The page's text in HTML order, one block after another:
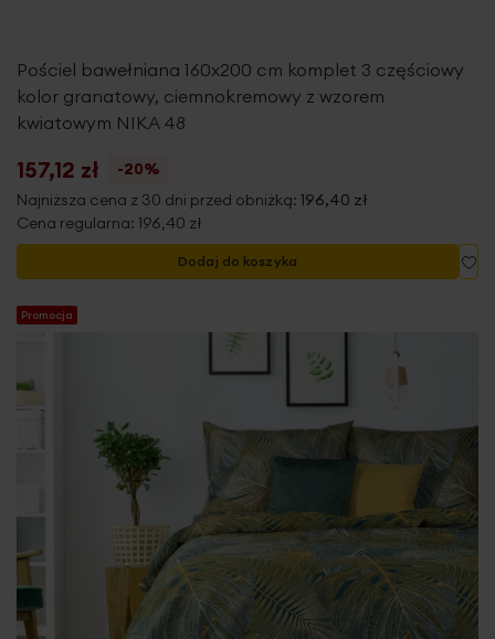
Pościel bawełniana 160x200 cm komplet 3 częściowy
kolor granatowy, ciemnokremowy z wzorem
kwiatowym NIKA 48
157,12 zł
-20%
Najniższa cena z 30 dni przed obniżką: 196,40 zł
Cena regularna: 196,40 zł
Dodaj do koszyka
Promocja